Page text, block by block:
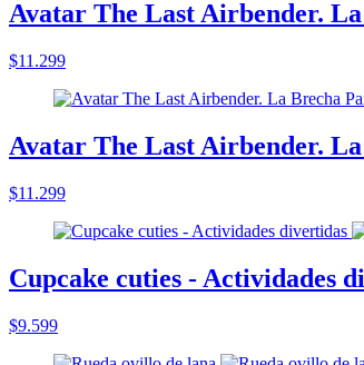
Avatar The Last Airbender.
$11.299
Avatar The Last Airbender.
$11.299
Cupcake cuties - Actividades
$9.599